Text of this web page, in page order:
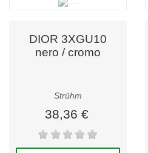
DIOR 3XGU10
nero / cromo
Strühm
38,36 €